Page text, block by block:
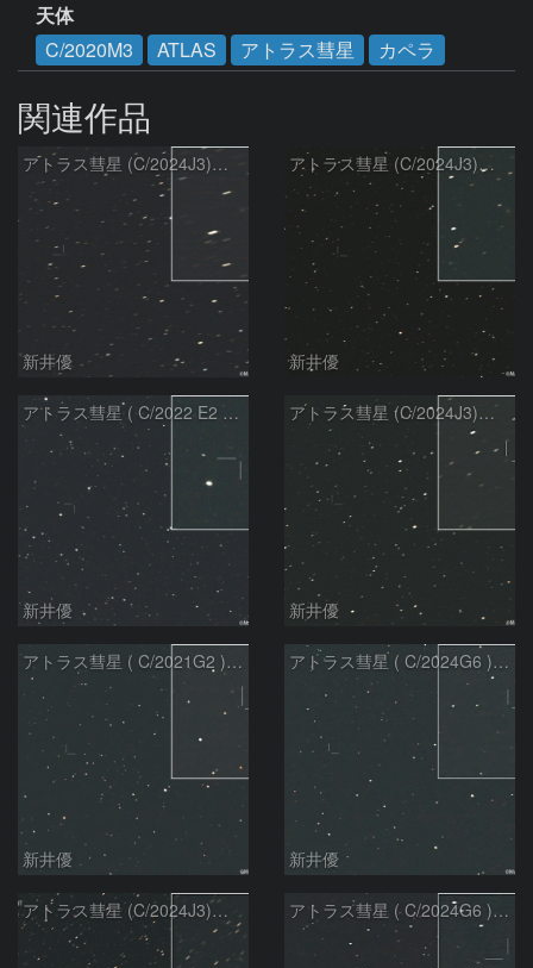
天体
C/2020M3
ATLAS アトラス彗星 カペラ
関連作品
アトラス彗星 (C/2024J3)：2026/08/07
新井優
アトラス彗星 (C/2024J3)：2026/08/05
新井優
アトラス彗星 ( C/2022 E2 )：2026/07/27
新井優
アトラス彗星 (C/2024J3)：2026/07/26
新井優
アトラス彗星 ( C/2021G2 )：2026/07/09
新井優
アトラス彗星 ( C/2024G6 )：2026/07/09
新井優
アトラス彗星 (C/2024J3)：2026/07/09 アトラス彗星 ( C/2024G6 )：2026/07/08